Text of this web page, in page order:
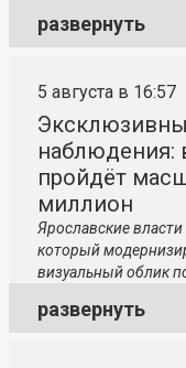
развернуть
5 августа в 16:57
наблюдения:
пройдёт
миллион
Ярославские
который
визуальный облик
развернуть